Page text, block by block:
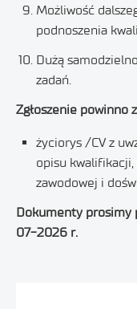
Możliwość
podnoszenia
Dużą
zadań.
Zgłoszenie powinno
życiorys /CV z
opisu
zawodowej i
Dokumenty prosimy
07-2026 r.